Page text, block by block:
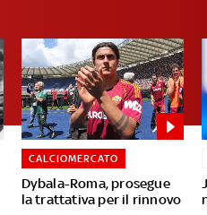
Dybala-Roma, prosegue
la trattativa per il rinnovo
CALCIOMERCATO